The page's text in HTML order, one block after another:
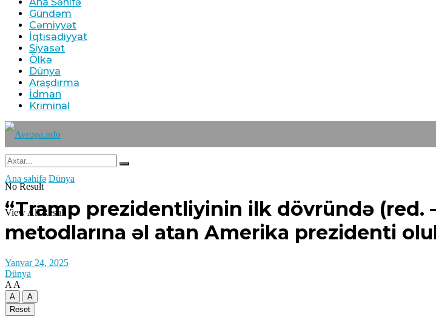
Gündəm
Cəmiyyət
İqtisadiyyat
Siyasət
Ölkə
Dünya
Araşdırma
İdman
Kriminal
No Result
View All Result
Ana səhifə Dünya
“Tramp prezidentliyinin ilk dövründə (red.
metodlarına əl atan Amerika prezidenti
Yanvar 24, 2025
Dünya
A A
A
A
Reset